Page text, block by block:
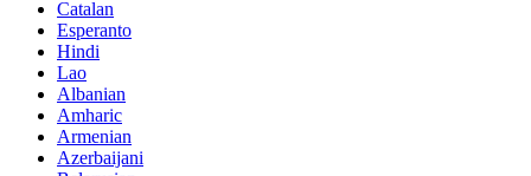
Catalan
Esperanto
Hindi
Lao
Albanian
Amharic
Armenian
Azerbaijani